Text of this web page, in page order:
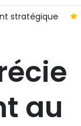
stratégique
au